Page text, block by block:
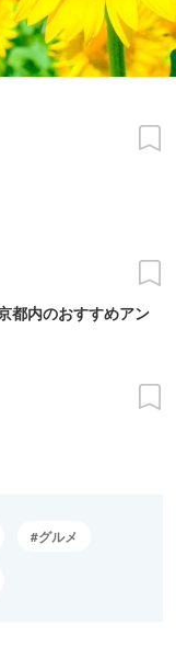
都内のおすすめアン
グルメ